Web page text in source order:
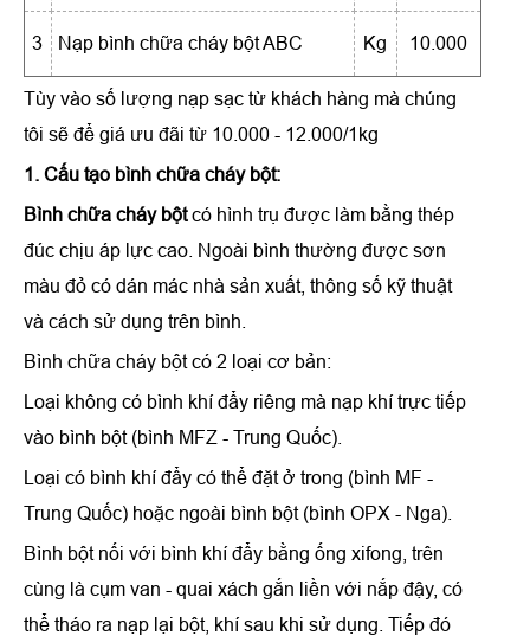
3 Nạp bình chữa cháy bột ABC Kg 10.000
Tùy vào số lượng nạp sạc từ khách hàng mà chúng
tôi sẽ để giá ưu đãi từ 10.000 - 12.000/1kg
1. Cấu tạo bình chữa cháy bột:
Bình chữa cháy bộtcó hình trụ được làm bằng thép
đúc chịu áp lực cao. Ngoài bình thường được sơn
màu đỏ có dán mác nhà sản xuất, thông số kỹ thuật
và cách sử dụng trên bình.
Bình chữa cháy bột có 2 loại cơ bản:
Loại không có bình khí đẩy riêng mà nạp khí trực tiếp
vào bình bột (bình MFZ - Trung Quốc).
Loại có bình khí đẩy có thể đặt ở trong (bình MF -
Trung Quốc) hoặc ngoài bình bột (bình OPX - Nga).
Bình bột nối với bình khí đẩy bằng ống xifong, trên
cùng là cụm van - quai xách gắn liền với nắp đậy, có
thể tháo ra nạp lại bột, khí sau khi sử dụng. Tiếp đó